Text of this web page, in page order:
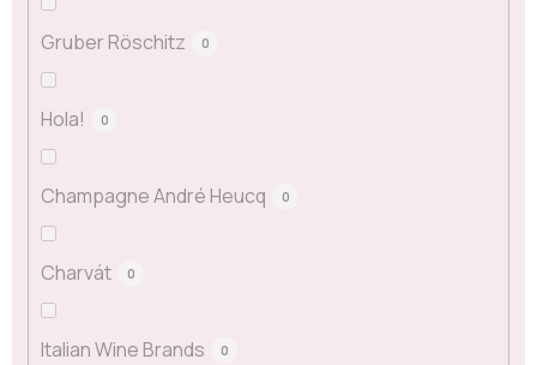
Gruber Röschitz 0
Hola! 0
Champagne André Heucq 0
Charvát 0
Italian Wine Brands 0